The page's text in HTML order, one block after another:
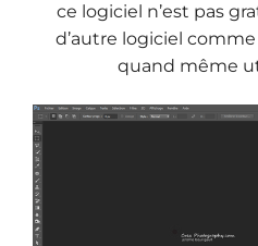
ce logiciel n’est pas
d’autre logiciel comme
quand même